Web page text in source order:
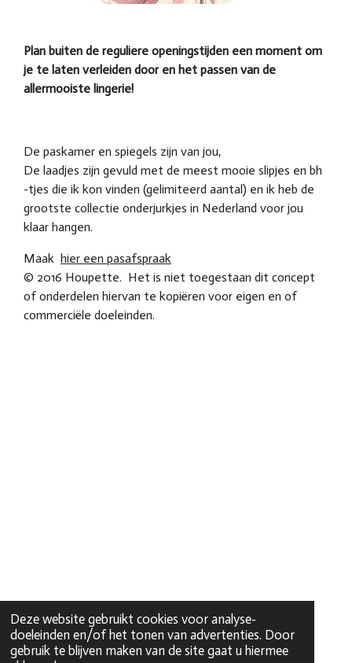
Deze website gebruikt cookies voor analyse-
doeleinden en/of het tonen van advertenties. Door
gebruik te blijven maken van de site gaat u hiermee
Plan buiten de reguliere openingstijden een moment om
je te laten verleiden door en het passen van de
allermooiste lingerie!
De paskamer en spiegels zijn van jou,
De laadjes zijn gevuld met de meest mooie slipjes en bh
-tjes die ik kon vinden (gelimiteerd aantal) en ik heb de
grootste collectie onderjurkjes in Nederland voor jou
klaar hangen.
Maak hier een pasafspraak
© 2016 Houpette. Het is niet toegestaan dit concept
of onderdelen hiervan te kopiëren voor eigen en of
commerciële doeleinden.